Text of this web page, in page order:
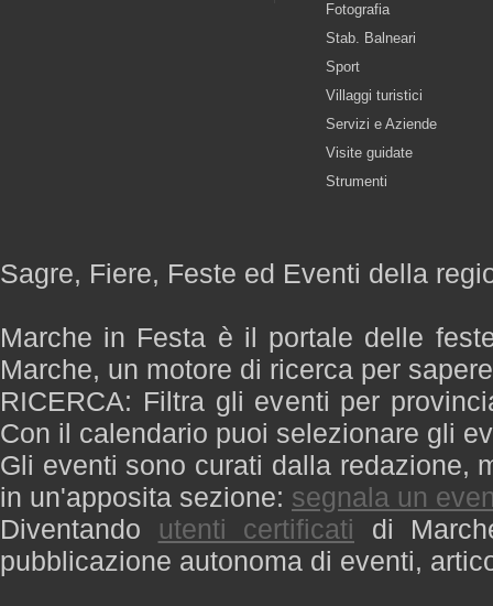
Fotografia
Stab. Balneari
Sport
Villaggi turistici
Servizi e Aziende
Visite guidate
Strumenti
Sagre, Fiere, Feste ed Eventi della
Marche in Festa è il portale delle
Marche, un motore di ricerca per
RICERCA: Filtra gli eventi per
Con il calendario puoi selezionare gli
Gli eventi sono curati dalla redazione,
in un'apposita sezione: segnala un
Diventando utenti certificati di
pubblicazione autonoma di eventi,